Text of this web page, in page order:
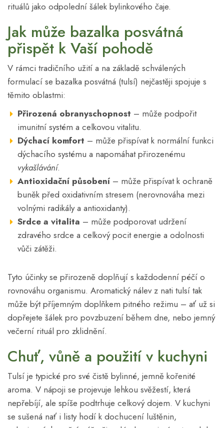
rituálů jako odpolední šálek bylinkového čaje.
Jak může bazalka posvátná
přispět k Vaší pohodě
V rámci tradičního užití a na základě schválených
formulací se bazalka posvátná (tulsí) nejčastěji spojuje s
těmito oblastmi:
Přirozená obranyschopnost – může podpořit
imunitní systém a celkovou vitalitu.
Dýchací komfort – může přispívat k normální funkci
dýchacího systému a napomáhat přirozenému
vykašlávání.
Antioxidační působení – může přispívat k ochraně
buněk před oxidativním stresem (nerovnováha mezi
volnými radikály a antioxidanty).
Srdce a vitalita – může podporovat udržení
zdravého srdce a celkový pocit energie a odolnosti
vůči zátěži.
Tyto účinky se přirozeně doplňují s každodenní péčí o
rovnováhu organismu. Aromatický nálev z nati tulsí tak
může být příjemným doplňkem pitného režimu – ať už si
dopřejete šálek pro povzbuzení během dne, nebo jemný
večerní rituál pro zklidnění.
Chuť, vůně a použití v kuchyni
Tulsí je typické pro své čistě bylinné, jemně kořenité
aroma. V nápoji se projevuje lehkou svěžestí, která
nepřebíjí, ale spíše podtrhuje celkový dojem. V kuchyni
se sušená nať i listy hodí k dochucení luštěnin,